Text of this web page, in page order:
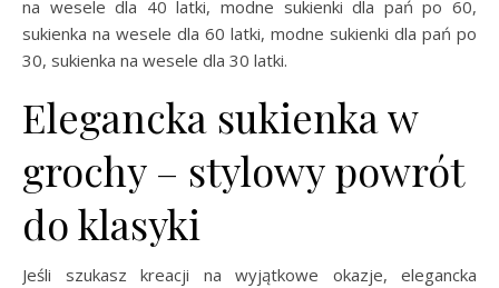
na wesele dla 40 latki, modne sukienki dla pań po 60,
sukienka na wesele dla 60 latki, modne sukienki dla pań po
30, sukienka na wesele dla 30 latki.
Elegancka sukienka w
grochy – stylowy powrót
do klasyki
Jeśli szukasz kreacji na wyjątkowe okazje, elegancka